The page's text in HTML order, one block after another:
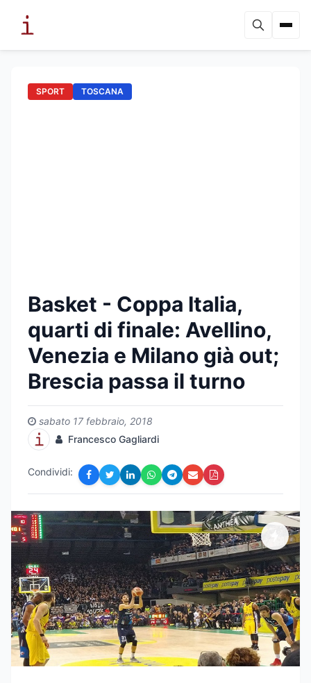
SPORT TOSCANA
Basket - Coppa Italia,
quarti di finale: Avellino,
Venezia e Milano già out;
Brescia passa il turno
sabato 17 febbraio, 2018
Francesco Gagliardi
Condividi: